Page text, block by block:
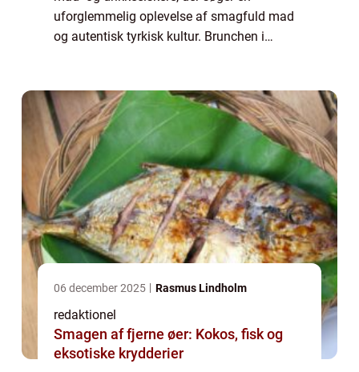
uforglemmelig oplevelse af smagfuld mad
og autentisk tyrkisk kultur. Brunchen i
muligt fo...
06 december 2025 Rasmus Lindholm
redaktionel
Smagen af fjerne øer: Kokos, fisk og
eksotiske krydderier